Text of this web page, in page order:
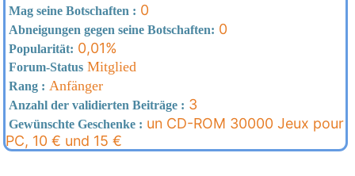
Mag seine Botschaften : 0
Abneigungen gegen seine Botschaften: 0
Popularität: 0,01%
Forum-Status Mitglied
Rang : Anfänger
Anzahl der validierten Beiträge : 3
Gewünschte Geschenke : un CD-ROM 30000 Jeux pour
PC, 10 € und 15 €